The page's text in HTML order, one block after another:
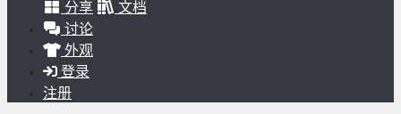
分享
文档
讨论
外观
登录
注册